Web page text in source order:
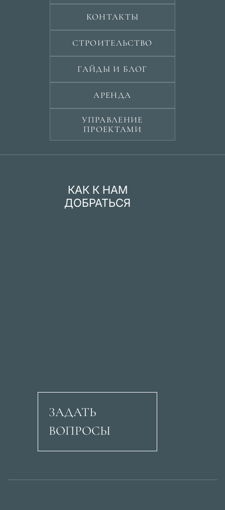
КОНТАКТЫ
СТРОИТЕЛЬСТВО
ГАЙДЫ И БЛОГ
АРЕНДА
УПРАВЛЕНИЕ
ПРОЕКТАМИ
КАК К НАМ
ДОБРАТЬСЯ
Авеню Рикардо
ЗАДАТЬ
ВОПРОСЫ